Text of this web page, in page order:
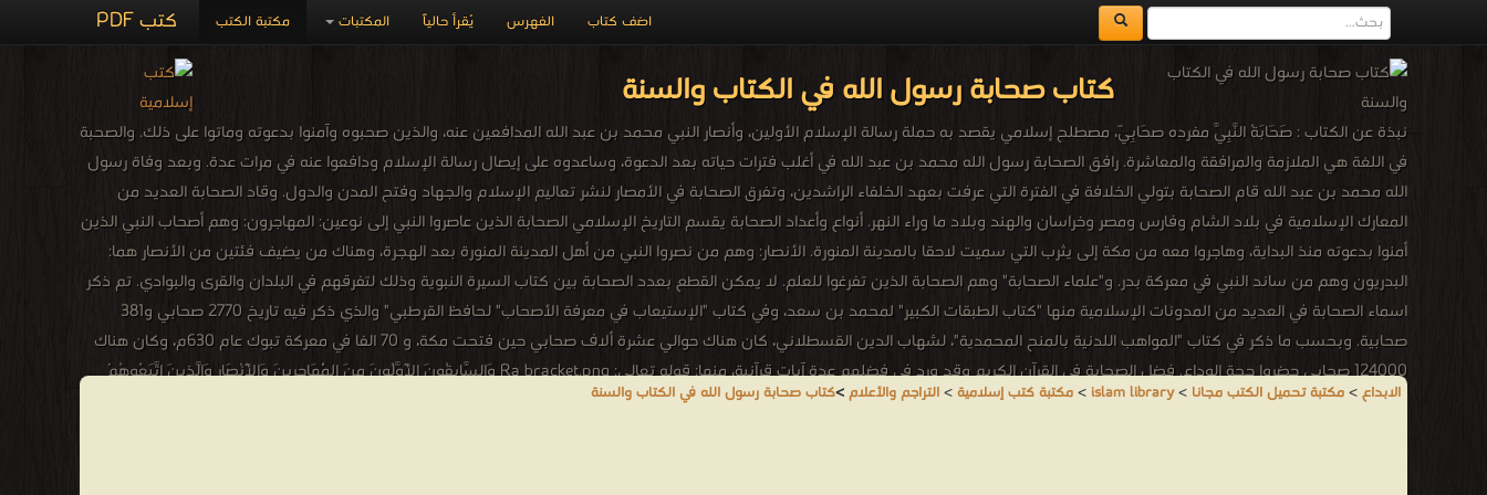
كتب PDF مكتبة الكتب المكتبات يُقرأ حالياً الفهرس اضف كتاب
كتاب صحابة رسول الله في الكتاب والسنة
نبذة عن الكتاب : صَحَابَةُ النَّبِيّ مفرده صَحَابِيّ، مصطلح إسلامي يقصد به حملة رسالة الإسلام الأولين، وأنصار النبي محمد بن عبد الله المدافعين عنه، والذين صحبوه وآمنوا بدعوته وماتوا على ذلك. والصحبة
في اللغة هي الملازمة والمرافقة والمعاشرة. رافق الصحابة رسول الله محمد بن عبد الله في أغلب فترات حياته بعد الدعوة، وساعدوه على إيصال رسالة الإسلام ودافعوا عنه في مرات عدة. وبعد وفاة رسول
الله محمد بن عبد الله قام الصحابة بتولي الخلافة في الفترة التي عرفت بعهد الخلفاء الراشدين، وتفرق الصحابة في الأمصار لنشر تعاليم الإسلام والجهاد وفتح المدن والدول. وقاد الصحابة العديد من
المعارك الإسلامية في بلاد الشام وفارس ومصر وخراسان والهند وبلاد ما وراء النهر. أنواع وأعداد الصحابة يقسم التاريخ الإسلامي الصحابة الذين عاصروا النبي إلى نوعين: المهاجرون: وهم أصحاب النبي الذين
أمنوا بدعوته منذ البداية، وهاجروا معه من مكة إلى يثرب التي سميت لاحقا بالمدينة المنورة. الأنصار: وهم من نصروا النبي من أهل المدينة المنورة بعد الهجرة، وهناك من يضيف فئتين من الأنصار هما:
البدريون وهم من ساند النبي في معركة بدر. و"علماء الصحابة" وهم الصحابة الذين تفرغوا للعلم. لا يمكن القطع بعدد الصحابة بين كتاب السيرة النبوية وذلك لتفرقهم في البلدان والقرى والبوادي. تم ذكر
اسماء الصحابة في العديد من المدونات الإسلامية منها "كتاب الطبقات الكبير" لمحمد بن سعد، وفي كتاب "الإستيعاب في معرفة الأصحاب" لحافظ القرطبي" والذي ذكر فيه تاريخ 2770 صحابي و381
صحابية. وبحسب ما ذكر في كتاب "المواهب اللدنية بالمنح المحمدية"، لشهاب الدين القسطلاني، كان هناك حوالي عشرة ألاف صحابي حين فتحت مكة، و 70 الفا في معركة تبوك عام 630م، وكان هناك
124000 صحابي حضروا حجة الوداع. فضل الصحابة في القرآن الكريم وقد ورد في فضلهم عدة آيات قرآنية، منها: قوله تعالى: Ra bracket.png وَالسَّابِقُونَ الْأَوَّلُونَ مِنَ الْمُهَاجِرِينَ وَالْأَنْصَارِ وَالَّذِينَ اتَّبَعُوهُمْ
الابداع>مكتبة تحميل الكتب مجانا >
islam library
>مكتبة كتب إسلامية>التراجم والأعلام>كتاب صحابة رسول الله في الكتاب والسنة